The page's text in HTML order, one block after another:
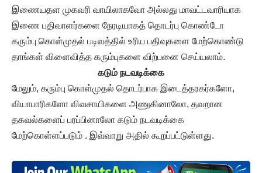
இணையதள முகவரி வாயிலாகவோ அல்லது மாவட்டவாரியாக
இணை பதிவாளர்களை நேரடியாகத் தொடர்பு கொண்டோ
கரும்பு கொள்முதல் படிவத்தில் உரிய பதிவுகளை மேற்கொண்டு
தாங்கள் விளைவித்த கரும்புகளை விற்பனை செய்யலாம்.
கடும் நடவடிக்கை
மேலும், கரும்பு கொள்முதல் தொடர்பாக இடைத்தரகர்களோ,
வியாபாரிகளோ விவசாயிகளை அணுகினாலோ, தவறான
தகவல்களைப் பரப்பினாலோ கடும் நடவடிக்கை
மேற்கொள்ளப்படும் . இவ்வாறு அதில் கூறப்பட்டுள்ளது.